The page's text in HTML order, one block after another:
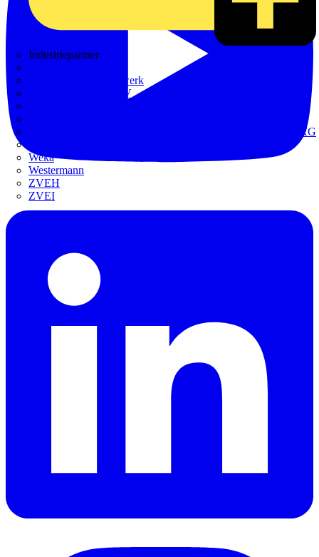
Industriepartner
de - das Elektrohandwerk
ETIM Deutschland eV
GED Gesellschaft für Energiedienstleistung - GmbH & Co. KG
Weka
Westermann
ZVEH
ZVEI